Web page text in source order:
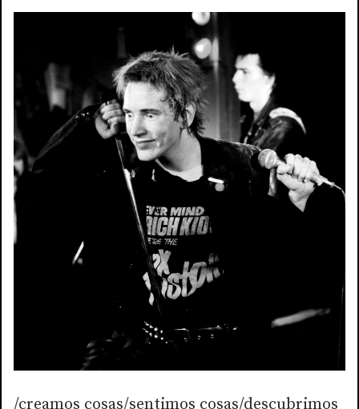
/creamos cosas/sentimos cosas/descubrimos